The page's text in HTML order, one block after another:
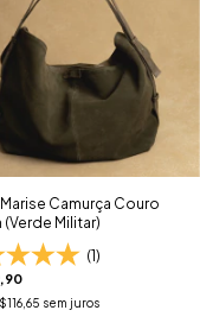
Camurça Couro
(Verde Militar)
(1)
sem juros